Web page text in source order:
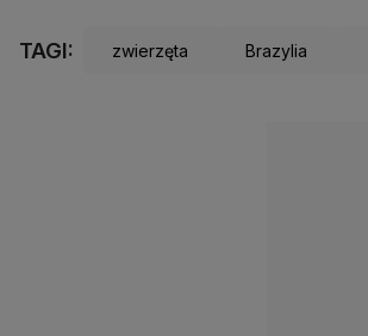
TAGI: zwierzęta Brazylia